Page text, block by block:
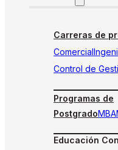
Carreras de
Comercial
Control de
Programas de
PostgradoMBA
Educación